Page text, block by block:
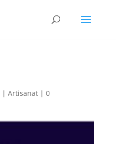
| Artisanat| 0